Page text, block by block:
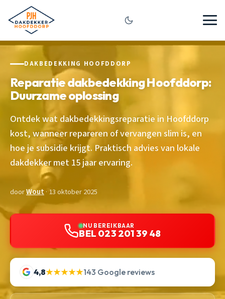
DAKBEDEKKING HOOFDDORP
Reparatie dakbedekking Hoofddorp:
Duurzame oplossing
Ontdek wat dakbedekkingsreparatie in Hoofddorp
kost, wanneer repareren of vervangen slim is, en
hoe je subsidie krijgt. Praktisch advies van lokale
dakdekker met 15 jaar ervaring.
doorWout· 13 oktober 2025
NU BEREIKBAAR
BEL 023 201 39 48
4,8★★★★★143 Google reviews